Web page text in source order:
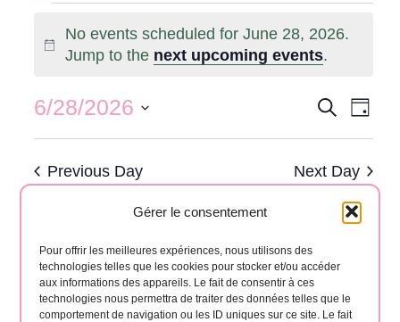
Gérer le consentement
Pour offrir les meilleures expériences, nous utilisons des
technologies telles que les cookies pour stocker et/ou accéder
aux informations des appareils. Le fait de consentir à ces
technologies nous permettra de traiter des données telles que le
comportement de navigation ou les ID uniques sur ce site. Le fait
Notice
No events scheduled for June 28, 2026.
Jump to the next upcoming events.
Events
Views
Search
Day
6/28/2026
Select
date.
Previous Day Next Day